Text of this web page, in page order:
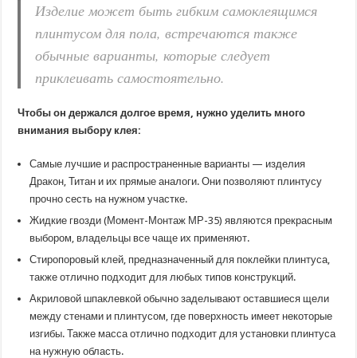
Изделие может быть гибким самоклеящимся
плинтусом для пола, встречаются также
обычные варианты, которые следует
приклеивать самостоятельно.
Чтобы он держался долгое время, нужно уделить много
внимания выбору клея:
Самые лучшие и распространенные варианты — изделия
Дракон, Титан и их прямые аналоги. Они позволяют плинтусу
прочно сесть на нужном участке.
Жидкие гвозди (Момент-Монтаж МР-35) являются прекрасным
выбором, владельцы все чаще их применяют.
Стиропоровый клей, предназначенный для поклейки плинтуса,
также отлично подходит для любых типов конструкций.
Акриловой шпаклевкой обычно заделывают оставшиеся щели
между стенами и плинтусом, где поверхность имеет некоторые
изгибы. Также масса отлично подходит для установки плинтуса
на нужную область.